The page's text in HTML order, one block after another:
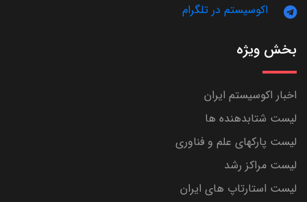
اکوسیستم در تلگرام
بخش ویژه
اخبار اکوسیستم ایران
لیست شتابدهنده ها
لیست پارکهای علم و فناوری
لیست مراکز رشد
لیست استارتاپ های ایران